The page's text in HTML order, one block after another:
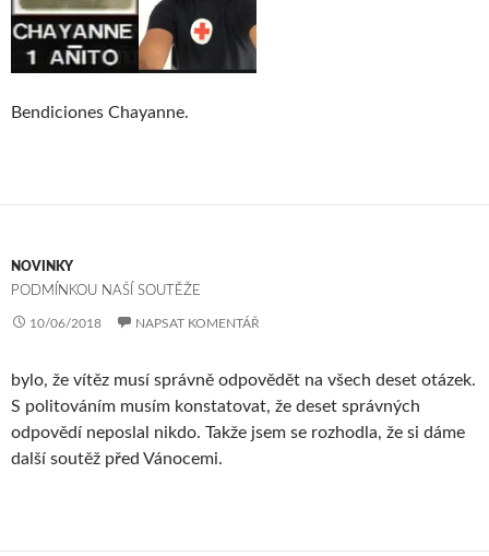
Bendiciones Chayanne.
NOVINKY
PODMÍNKOU NAŠÍ SOUTĚŽE
10/06/2018 NAPSAT KOMENTÁŘ
bylo, že vítěz musí správně odpovědět na všech deset otázek.
S politováním musím konstatovat, že deset správných
odpovědí neposlal nikdo. Takže jsem se rozhodla, že si dáme
další soutěž před Vánocemi.